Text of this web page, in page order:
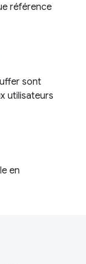
référence
sont
utilisateurs
en